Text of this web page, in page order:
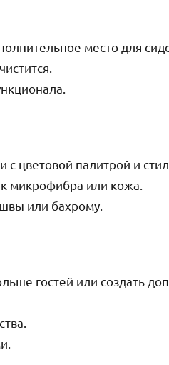
место для
с цветовой палитрой и
микрофибра или кожа.
или бахрому.
гостей или создать